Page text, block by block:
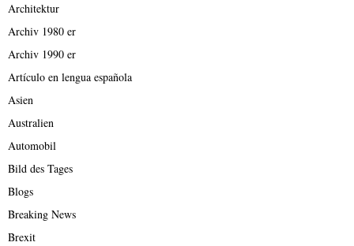
Architektur
Archiv 1980 er
Archiv 1990 er
Artículo en lengua española
Asien
Australien
Automobil
Bild des Tages
Blogs
Breaking News
Brexit